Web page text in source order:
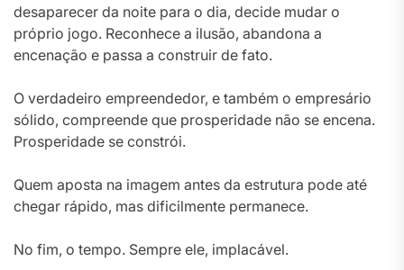
desaparecer da noite para o dia, decide mudar o
próprio jogo. Reconhece a ilusão, abandona a
encenação e passa a construir de fato.
O verdadeiro empreendedor, e também o empresário
sólido, compreende que prosperidade não se encena.
Prosperidade se constrói.
Quem aposta na imagem antes da estrutura pode até
chegar rápido, mas dificilmente permanece.
No fim, o tempo. Sempre ele, implacável.